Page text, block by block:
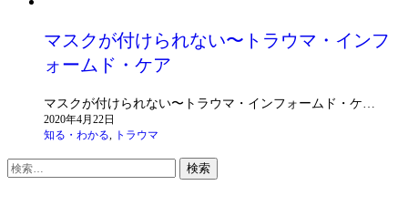
マスクが付けられない〜トラウマ・インフ
ォームド・ケア
マスクが付けられない〜トラウマ・インフォームド・ケ…
2020年4月22日
知る・わかる
トラウマ
検